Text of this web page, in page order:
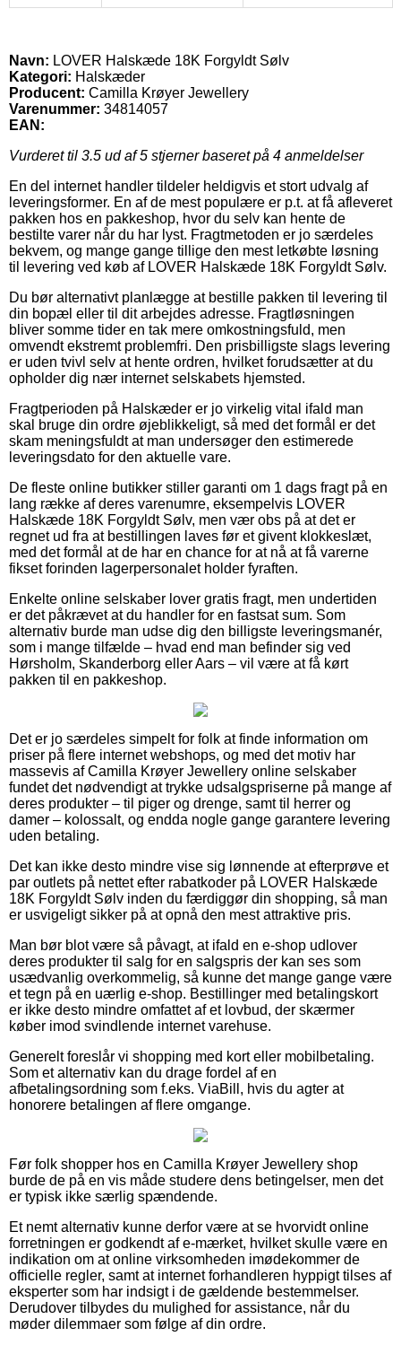
Navn: LOVER Halskæde 18K Forgyldt Sølv
Kategori: Halskæder
Producent: Camilla Krøyer Jewellery
Varenummer: 34814057
EAN:
Vurderet til 3.5 ud af 5 stjerner baseret på 4 anmeldelser
En del internet handler tildeler heldigvis et stort udvalg af
leveringsformer. En af de mest populære er p.t. at få afleveret
pakken hos en pakkeshop, hvor du selv kan hente de
bestilte varer når du har lyst. Fragtmetoden er jo særdeles
bekvem, og mange gange tillige den mest letkøbte løsning
til levering ved køb af LOVER Halskæde 18K Forgyldt Sølv.
Du bør alternativt planlægge at bestille pakken til levering til
din bopæl eller til dit arbejdes adresse. Fragtløsningen
bliver somme tider en tak mere omkostningsfuld, men
omvendt ekstremt problemfri. Den prisbilligste slags levering
er uden tvivl selv at hente ordren, hvilket forudsætter at du
opholder dig nær internet selskabets hjemsted.
Fragtperioden på Halskæder er jo virkelig vital ifald man
skal bruge din ordre øjeblikkeligt, så med det formål er det
skam meningsfuldt at man undersøger den estimerede
leveringsdato for den aktuelle vare.
De fleste online butikker stiller garanti om 1 dags fragt på en
lang række af deres varenumre, eksempelvis LOVER
Halskæde 18K Forgyldt Sølv, men vær obs på at det er
regnet ud fra at bestillingen laves før et givent klokkeslæt,
med det formål at de har en chance for at nå at få varerne
fikset forinden lagerpersonalet holder fyraften.
Enkelte online selskaber lover gratis fragt, men undertiden
er det påkrævet at du handler for en fastsat sum. Som
alternativ burde man udse dig den billigste leveringsmanér,
som i mange tilfælde – hvad end man befinder sig ved
Hørsholm, Skanderborg eller Aars – vil være at få kørt
pakken til en pakkeshop.
Det er jo særdeles simpelt for folk at finde information om
priser på flere internet webshops, og med det motiv har
massevis af Camilla Krøyer Jewellery online selskaber
fundet det nødvendigt at trykke udsalgspriserne på mange af
deres produkter – til piger og drenge, samt til herrer og
damer – kolossalt, og endda nogle gange garantere levering
uden betaling.
Det kan ikke desto mindre vise sig lønnende at efterprøve et
par outlets på nettet efter rabatkoder på LOVER Halskæde
18K Forgyldt Sølv inden du færdiggør din shopping, så man
er usvigeligt sikker på at opnå den mest attraktive pris.
Man bør blot være så påvagt, at ifald en e-shop udlover
deres produkter til salg for en salgspris der kan ses som
usædvanlig overkommelig, så kunne det mange gange være
et tegn på en uærlig e-shop. Bestillinger med betalingskort
er ikke desto mindre omfattet af et lovbud, der skærmer
køber imod svindlende internet varehuse.
Generelt foreslår vi shopping med kort eller mobilbetaling.
Som et alternativ kan du drage fordel af en
afbetalingsordning som f.eks. ViaBill, hvis du agter at
honorere betalingen af flere omgange.
Før folk shopper hos en Camilla Krøyer Jewellery shop
burde de på en vis måde studere dens betingelser, men det
er typisk ikke særlig spændende.
Et nemt alternativ kunne derfor være at se hvorvidt online
forretningen er godkendt af e-mærket, hvilket skulle være en
indikation om at online virksomheden imødekommer de
officielle regler, samt at internet forhandleren hyppigt tilses af
eksperter som har indsigt i de gældende bestemmelser.
Derudover tilbydes du mulighed for assistance, når du
møder dilemmaer som følge af din ordre.